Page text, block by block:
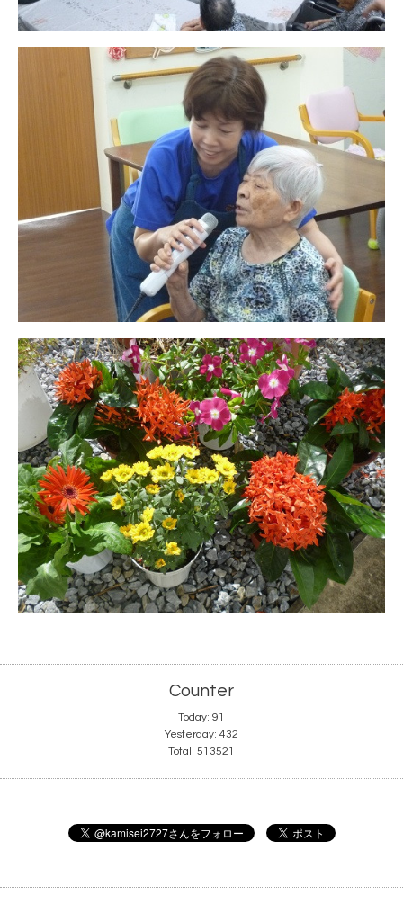
Counter
Today: 91
Yesterday: 432
Total: 513521